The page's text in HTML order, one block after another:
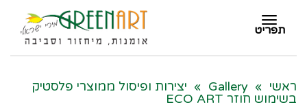
תפריט
תפריט
ראשי »
Gallery
» יצירות ופיסול ממוצרי פלסטיק
בשימוש חוזר ECO ART